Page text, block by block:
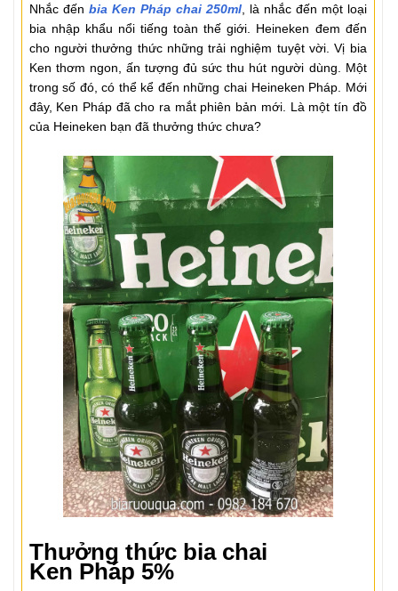
Nhắc đến bia Ken Pháp chai 250ml, là nhắc đến một loại
bia nhập khẩu nổi tiếng toàn thế giới. Heineken đem đến
cho người thưởng thức những trải nghiệm tuyệt vời. Vị bia
Ken thơm ngon, ấn tượng đủ sức thu hút người dùng. Một
trong số đó, có thể kể đến những chai Heineken Pháp. Mới
đây, Ken Pháp đã cho ra mắt phiên bản mới. Là một tín đồ
của Heineken bạn đã thưởng thức chưa?
Thưởng thức bia chai
Ken Pháp 5%